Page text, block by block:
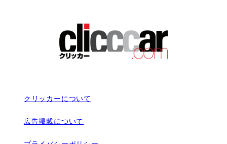
クリッカーについて
広告掲載について